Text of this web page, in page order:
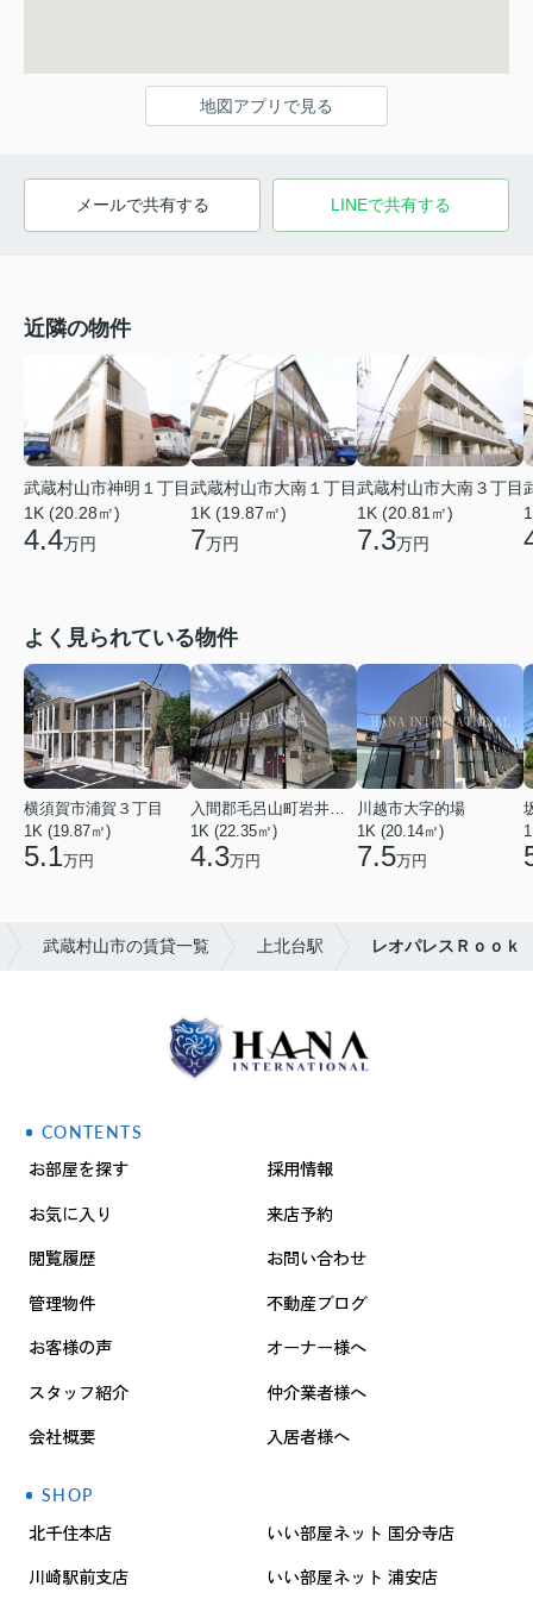
地図アプリで見る
メールで共有する LINEで共有する
近隣の物件
武蔵村山市神明１丁目
1K (20.28㎡)
4.4万円
武蔵村山市大南１丁目
1K (19.87㎡)
7万円
武蔵村山市大南３丁目
1K (20.81㎡)
7.3万円
よく見られている物件
横須賀市浦賀３丁目
1K (19.87㎡)
5.1万円
1K (22.35㎡)
4.3万円
川越市大字的場
1K (20.14㎡)
7.5万円
武蔵村山市の賃貸一覧 上北台駅 レオパレスＲｏｏｋ
CONTENTS
お部屋を探す
お気に入り
閲覧履歴
管理物件
お客様の声
スタッフ紹介
会社概要
採用情報
来店予約
お問い合わせ
不動産ブログ
オーナー様へ
仲介業者様へ
入居者様へ
SHOP
北千住本店
川崎駅前支店
いい部屋ネット 国分寺店
いい部屋ネット 浦安店